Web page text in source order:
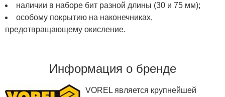
наличии в наборе бит разной длины (30 и 75 мм);
особому покрытию на наконечниках,
предотвращающему окисление.
Информация о бренде
VOREL является крупнейшей